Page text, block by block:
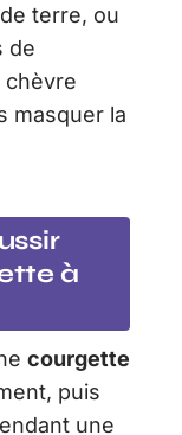
terre, ou
de
chèvre
masquer la
à
courgette
puis
une